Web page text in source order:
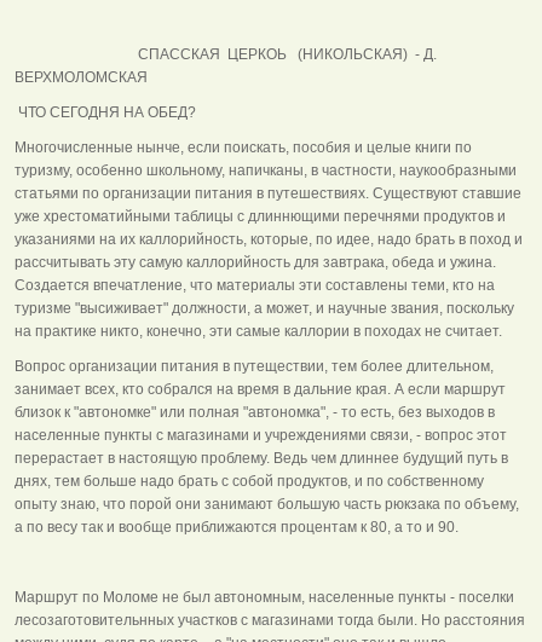
СПАССКАЯ ЦЕРКОЬ (НИКОЛЬСКАЯ) - Д.
ВЕРХМОЛОМСКАЯ
ЧТО СЕГОДНЯ НА ОБЕД?
Многочисленные нынче, если поискать, пособия и целые книги по
туризму, особенно школьному, напичканы, в частности, наукообразными
статьями по организации питания в путешествиях. Существуют ставшие
уже хрестоматийными таблицы с длиннющими перечнями продуктов и
указаниями на их каллорийность, которые, по идее, надо брать в поход и
рассчитывать эту самую каллорийность для завтрака, обеда и ужина.
Создается впечатление, что материалы эти составлены теми, кто на
туризме "высиживает" должности, а может, и научные звания, поскольку
на практике никто, конечно, эти самые каллории в походах не считает.
Вопрос организации питания в путеществии, тем более длительном,
занимает всех, кто собрался на время в дальние края. А если маршрут
близок к "автономке" или полная "автономка", - то есть, без выходов в
населенные пункты с магазинами и учреждениями связи, - вопрос этот
перерастает в настоящую проблему. Ведь чем длиннее будущий путь в
днях, тем больше надо брать с собой продуктов, и по собственному
опыту знаю, что порой они занимают большую часть рюкзака по объему,
а по весу так и вообще приближаются процентам к 80, а то и 90.
Маршрут по Моломе не был автономным, населенные пункты - поселки
лесозаготовительнных участков с магазинами тогда были. Но расстояния